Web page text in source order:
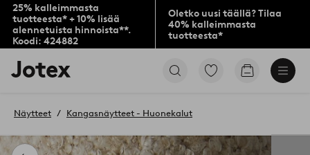
25% kalleimmasta
tuotteesta* + 10% lisää
alennetuista hinnoista**.
Koodi: 424882
Oletko uusi täällä? Tilaa
40% kalleimmasta
tuotteesta*
Jotex-
logo
aloitussivulle
Siirry
Siirry
Näytteet Kangasnäytteet - Huonekalut